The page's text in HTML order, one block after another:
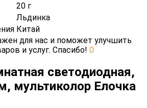
20 г
Льдинка
Китай
для нас и поможет улучшить
и услуг. Спасибо! 0
светодиодная,
мультиколор Елочка